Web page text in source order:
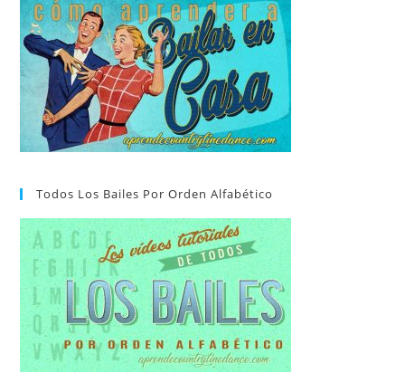
Todos Los Bailes Por Orden Alfabético